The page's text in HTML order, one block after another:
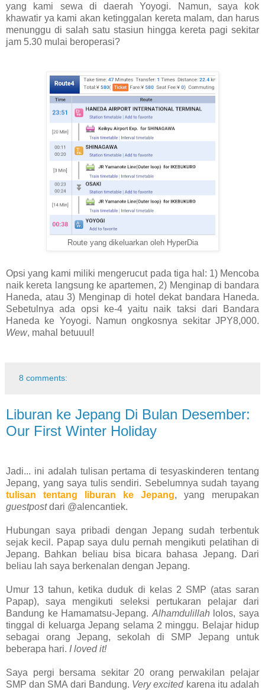
yang kami sewa di daerah Yoyogi. Namun, saya kok
khawatir ya kami akan ketinggalan kereta malam, dan harus
menunggu di salah satu stasiun hingga kereta pagi sekitar
jam 5.30 mulai beroperasi?
Route yang dikeluarkan oleh HyperDia
Opsi yang kami miliki mengerucut pada tiga hal: 1) Mencoba
naik kereta langsung ke apartemen, 2) Menginap di bandara
Haneda, atau 3) Menginap di hotel dekat bandara Haneda.
Sebetulnya ada opsi ke-4 yaitu naik taksi dari Bandara
Haneda ke Yoyogi. Namun ongkosnya sekitar JPY8,000.
Wew, mahal betuuul!
8 comments:
Liburan ke Jepang Di Bulan Desember:
Our First Winter Holiday
Jadi... ini adalah tulisan pertama di tesyaskinderen tentang
Jepang, yang saya tulis sendiri. Sebelumnya sudah tayang
tulisan tentang liburan ke Jepang, yang merupakan
guestpostdari @alencantiek.
Hubungan saya pribadi dengan Jepang sudah terbentuk
sejak kecil. Papap saya dulu pernah mengikuti pelatihan di
Jepang. Bahkan beliau bisa bicara bahasa Jepang. Dari
beliau lah saya berkenalan dengan Jepang.
Umur 13 tahun, ketika duduk di kelas 2 SMP (atas saran
Papap), saya mengikuti seleksi pertukaran pelajar dari
Bandung ke Hamamatsu-Jepang. Alhamdulillah lolos, saya
tinggal di keluarga Jepang selama 2 minggu. Belajar hidup
sebagai orang Jepang, sekolah di SMP Jepang untuk
beberapa hari. I loved it!
Saya pergi bersama sekitar 20 orang perwakilan pelajar
SMP dan SMA dari Bandung. Very excitedkarena itu adalah